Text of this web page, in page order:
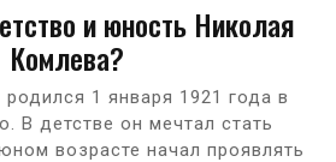
и юность Николая
Комлева?
1 января 1921 года в
В детстве он мечтал стать
возрасте начал проявлять